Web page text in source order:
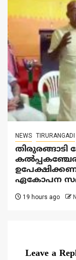
NEWS TIRURANGADI
ഏകോപന
19 hours ago
Leave a